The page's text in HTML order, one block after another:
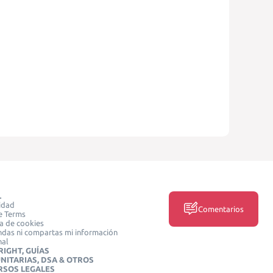
Terms
de cookies
ni compartas mi información
GUÍAS
DSA & OTROS
LEGALES
Comentarios